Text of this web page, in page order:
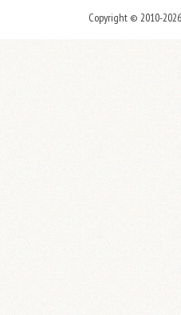
Copyright © 2010-